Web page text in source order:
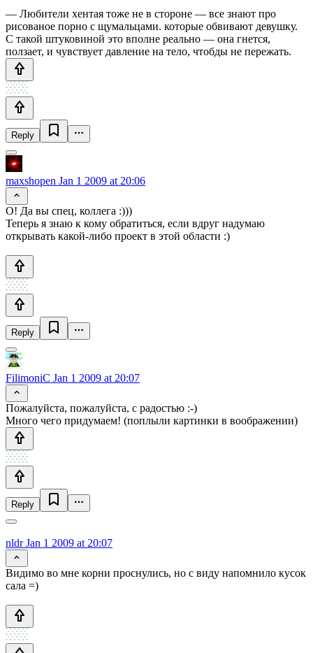
— Любители хентая тоже не в стороне — все знают про
рисованое порно с щумальцами. которые обвивают девушку.
С такой штуковиной это вполне реально — она гнется,
ползает, и чувствует давление на тело, чтобды не пережать.
Reply
maxshopen Jan 1 2009 at 20:06
О! Да вы спец, коллега :)))
Теперь я знаю к кому обратиться, если вдруг надумаю
открывать какой-либо проект в этой области :)
Reply
FilimoniC Jan 1 2009 at 20:07
Пожалуйста, пожалуйста, с радостью :-)
Много чего придумаем! (поплыли картинки в воображении)
Reply
nldrJan 1 2009 at 20:07
Видимо во мне корни проснулись, но с виду напомнило кусок
сала =)